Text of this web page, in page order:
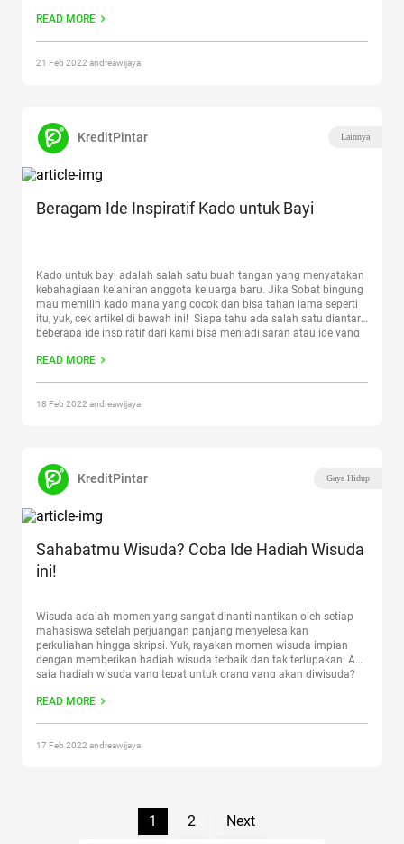
dapat kitaContinue reading
READ MORE
21 Feb 2022 andreawijaya
KreditPintar Lainnya
Beragam Ide Inspiratif Kado untuk Bayi
Kado untuk bayi adalah salah satu buah tangan yang menyatakan
kebahagiaan kelahiran anggota keluarga baru. Jika Sobat bingung
mau memilih kado mana yang cocok dan bisa tahan lama seperti
itu, yuk, cek artikel di bawah ini! Siapa tahu ada salah satu diantara
beberapa ide inspiratif dari kami bisa menjadi saran atau ide yang
READ MORE
18 Feb 2022 andreawijaya
KreditPintar Gaya Hidup
Sahabatmu Wisuda? Coba Ide Hadiah Wisuda
ini!
Wisuda adalah momen yang sangat dinanti-nantikan oleh setiap
mahasiswa setelah perjuangan panjang menyelesaikan
perkuliahan hingga skripsi. Yuk, rayakan momen wisuda impian
dengan memberikan hadiah wisuda terbaik dan tak terlupakan. Apa
saja hadiah wisuda yang tepat untuk orang yang akan diwisuda?
kamu harus bisa memiliki hadiah yang
READ MORE
17 Feb 2022 andreawijaya
1 2 Next